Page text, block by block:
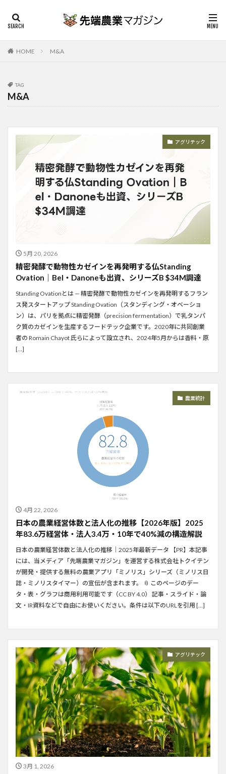
HOME M&A
TAG
M&A
アグリテック
5月 20, 2026
精密発酵で動物性カゼインを再発明する仏Standing
Ovation｜Bel・Danoneも出資、シリーズB $34M調達
Standing Ovationとは — 精密発酵で動物性カゼインを再発明するフラン
ス発スタートアップ Standing Ovation（スタンディング・オベーショ
ン）は、パリを拠点に精密発酵（precision fermentation）で乳タンパ
ク質のカゼインを生産するフードテック企業です。2020年に共同創業
者の Romain Chayot 氏らによって設立され、2024年5月からは香料・原
[…]
農業統計
4月 22, 2026
日本の農業経営体数と法人化の推移【2026年版】2025
年83.6万経営体・法人3.4万・10年で40%減の構造解説
日本の農業経営体数と法人化の推移｜2025年最新データ 【PR】本記事
には、当メディア「先端農業マガジン」を運営する株式会社トクイテン
が開発・提供する無料の農業アプリ「ミノリス」シリーズ（ミノリス日
誌・ミノリスタイマー）の宣伝が含まれます。 📎 このページのデー
タ・表・グラフは商用利用可能です（CC BY 4.0） 記事・スライド・論
文・IR資料などで自由にお使いください。条件は以下のURLを引用 […]
アグリテック
3月 1, 2026